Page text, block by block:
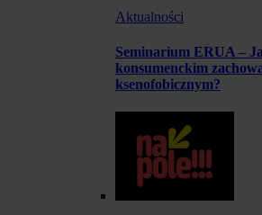
Aktualności
Seminarium ERUA –
konsumenckim
ksenofobicznym?